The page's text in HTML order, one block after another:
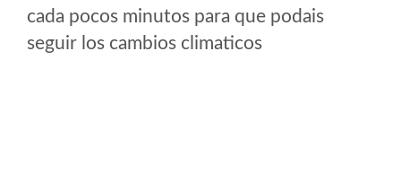
cada pocos minutos para que podais
seguir los cambios climaticos